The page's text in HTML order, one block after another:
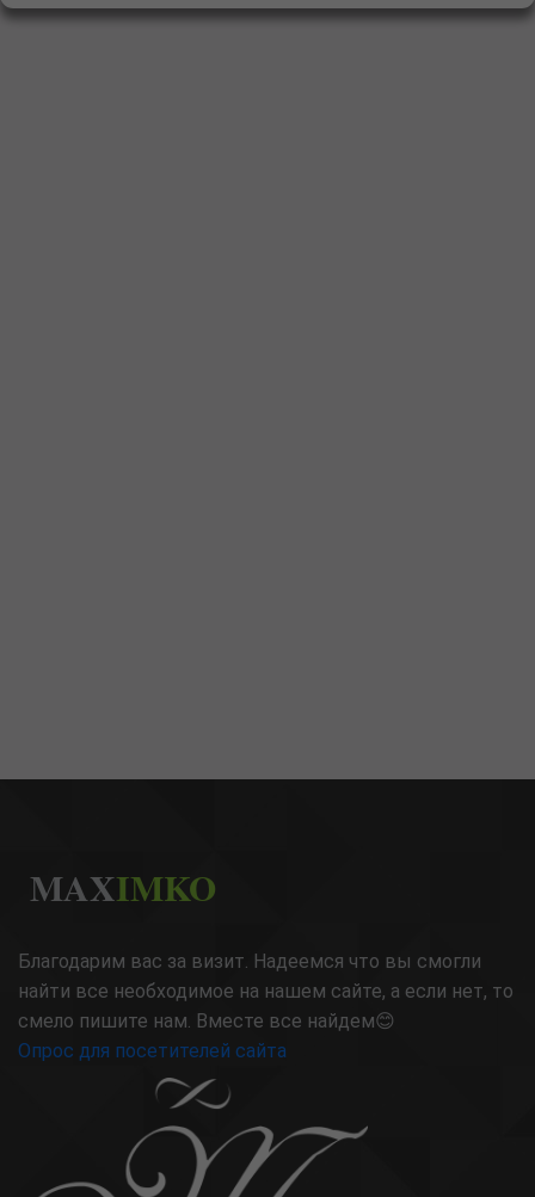
MAXIMKO
Благодарим вас за визит. Надеемся что вы смогли
найти все необходимое на нашем сайте, а если нет, то
смело пишите нам. Вместе все найдем😊
Опрос для посетителей сайта